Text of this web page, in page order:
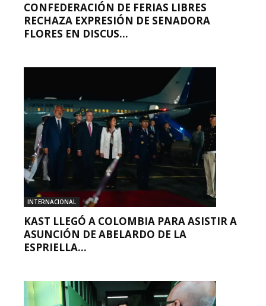
CONFEDERACIÓN DE FERIAS LIBRES
RECHAZA EXPRESIÓN DE SENADORA
FLORES EN DISCUS...
INTERNACIONAL
KAST LLEGÓ A COLOMBIA PARA ASISTIR A
ASUNCIÓN DE ABELARDO DE LA
ESPRIELLA...